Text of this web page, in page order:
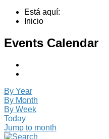
Está aquí:
Inicio
Events Calendar
By Year
By Month
By Week
Today
Jump to month